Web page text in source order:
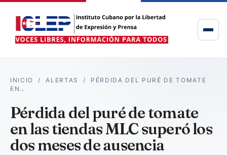
INICIO /ALERTAS / PÉRDIDA DEL PURÉ DE TOMATE
EN…
Pérdida del puré de tomate
en las tiendas MLC superó los
dos meses de ausencia